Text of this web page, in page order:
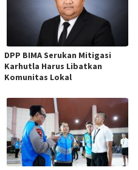
DPP BIMA Serukan Mitigasi
Karhutla Harus Libatkan
Komunitas Lokal